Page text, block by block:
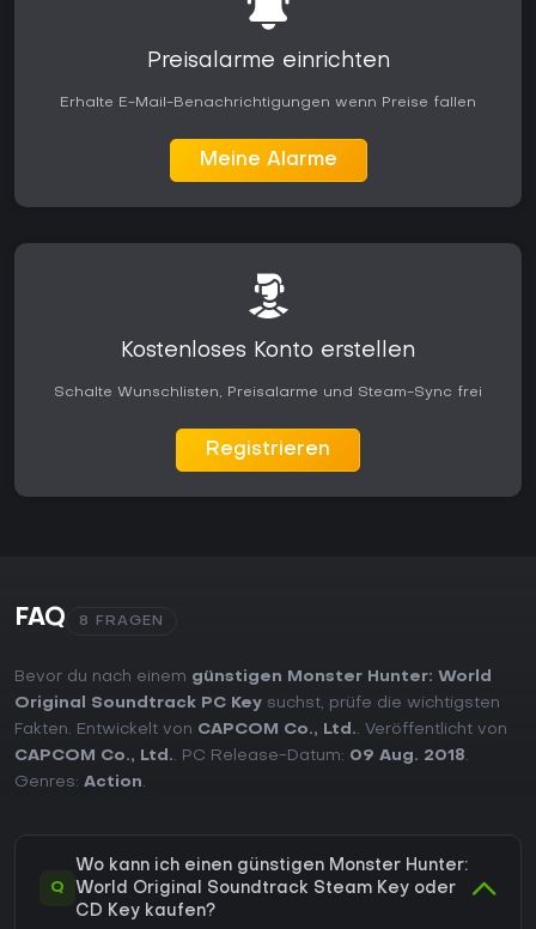
Preisalarme einrichten
Erhalte E-Mail-Benachrichtigungen wenn Preise fallen
Meine Alarme
Kostenloses Konto erstellen
Schalte Wunschlisten, Preisalarme und Steam-Sync frei
Registrieren
FAQ 8 FRAGEN
Bevor du nach einem günstigen Monster Hunter: World
Original Soundtrack PC Key suchst, prüfe die wichtigsten
Fakten. Entwickelt von CAPCOM Co., Ltd.. Veröffentlicht von
CAPCOM Co., Ltd.. PC Release-Datum: 09 Aug. 2018.
Genres: Action.
Q
Wo kann ich einen günstigen Monster Hunter:
World Original Soundtrack Steam Key oder
CD Key kaufen?